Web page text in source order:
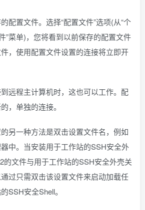
配置文件。选择“配置文件”选项(从“个
”菜单)，您将看到以前保存的配置文件
，使用配置文件设置的连接将立即开
远程主计算机时，这也可以工作。配
，单独的连接。
另一种方法是双击设置文件名，例如
中。当安装用于工作站的SSH安全外
的文件与用于工作站的SSH安全外壳关
过只需双击该设置文件来启动加载任
SSH安全Shell。